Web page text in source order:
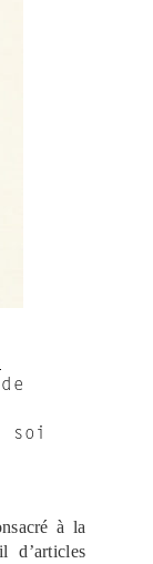
soi
à la
d’articles